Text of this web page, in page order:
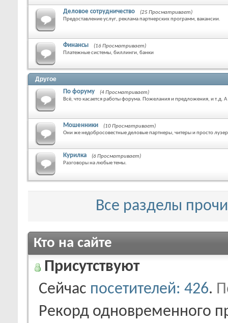
Деловое сотрудничество
(25 Просматривает)
Предоставление услуг, реклама партнерских программ, вакансии.
Финансы
(16 Просматривает)
Платежные системы, биллинги, банки
Другое
По форуму
(4 Просматривает)
Всё, что касается работы форума. Пожелания и предложения, и т.д.
Мошенники
(10 Просматривает)
Они же недобросовестные деловые партнеры, читеры и просто
Курилка
(6 Просматривает)
Разговоры на любые темы.
Все разделы
Кто на сайте
Присутствуют
Сейчас посетителей: 426.
Рекорд одновременного